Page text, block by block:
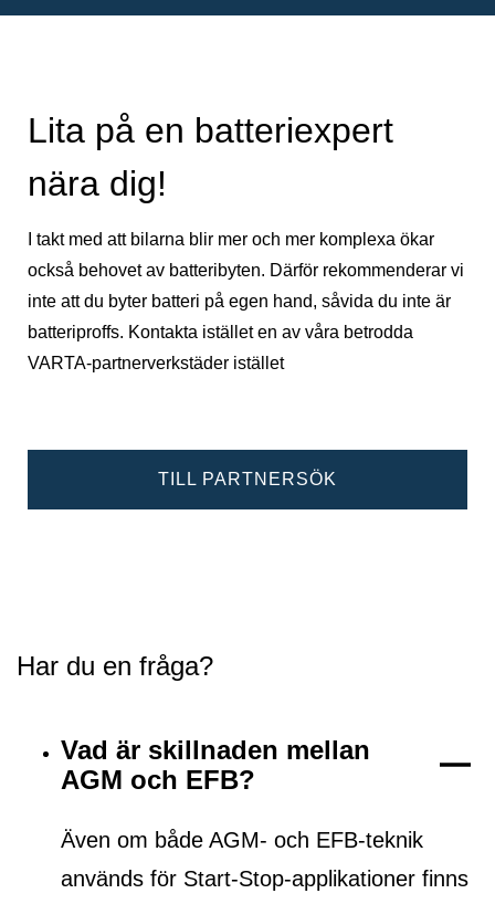
Lita på en batteriexpert
nära dig!
I takt med att bilarna blir mer och mer komplexa ökar
också behovet av batteribyten. Därför rekommenderar vi
inte att du byter batteri på egen hand, såvida du inte är
batteriproffs. Kontakta istället en av våra betrodda
VARTA-partnerverkstäder istället
TILL PARTNERSÖK
Har du en fråga?
Vad är skillnaden mellan
AGM och EFB?
Även om både AGM- och EFB-teknik
används för Start-Stop-applikationer finns